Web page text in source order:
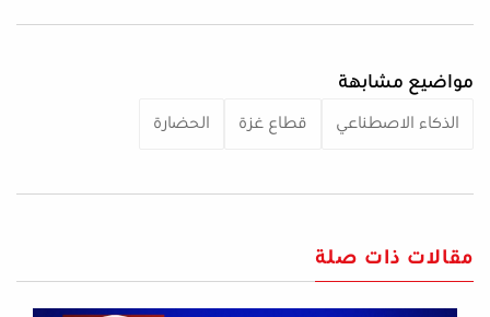
مواضيع مشابهة
الذكاء الاصطناعي قطاع غزة الحضارة
مقالات ذات صلة